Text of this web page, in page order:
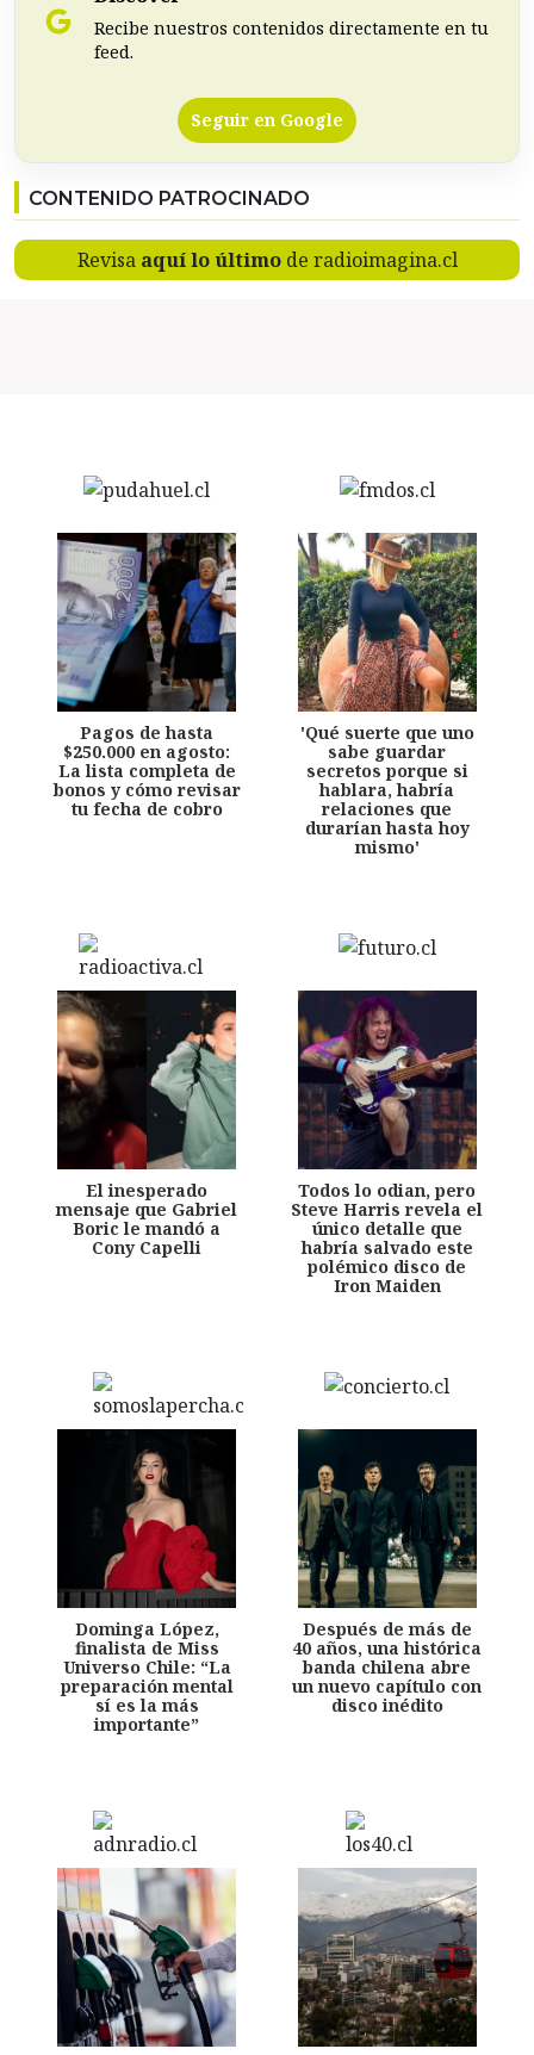
Recibe nuestros contenidos directamente en tu
feed.
Seguir en Google
CONTENIDO PATROCINADO
Revisa aquí lo últimode radioimagina.cl
Pagos de hasta
$250.000 en agosto:
La lista completa de
bonos y cómo revisar
tu fecha de cobro
'Qué suerte que uno
sabe guardar
secretos porque si
hablara, habría
relaciones que
durarían hasta hoy
mismo'
El inesperado
mensaje que Gabriel
Boric le mandó a
Cony Capelli
Todos lo odian, pero
Steve Harris revela el
único detalle que
habría salvado este
polémico disco de
Iron Maiden
Dominga López,
finalista de Miss
Universo Chile: “La
preparación mental
sí es la más
importante”
Después de más de
40 años, una histórica
banda chilena abre
un nuevo capítulo con
disco inédito